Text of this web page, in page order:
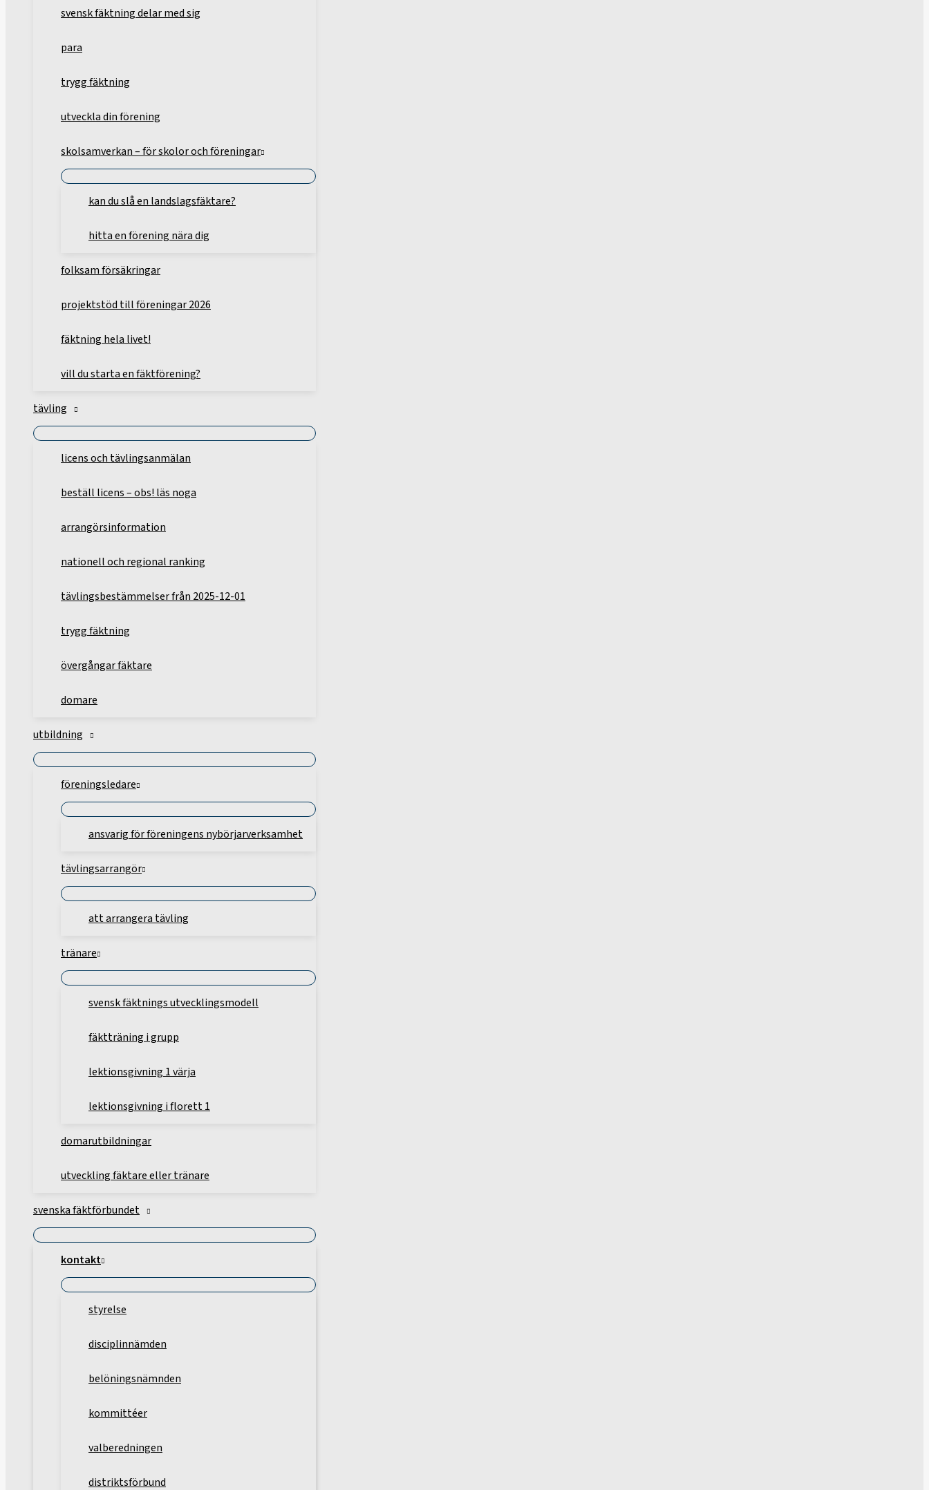
svensk fäktning delar med sig
para
trygg fäktning
utveckla din förening
skolsamverkan – för skolor och föreningar
kan du slå en landslagsfäktare?
hitta en förening nära dig
folksam försäkringar
projektstöd till föreningar 2026
fäktning hela livet!
vill du starta en fäktförening?
tävling
licens och tävlingsanmälan
beställ licens – obs! läs noga
arrangörsinformation
nationell och regional ranking
tävlingsbestämmelser från 2025-12-01
trygg fäktning
övergångar fäktare
domare
utbildning
föreningsledare
ansvarig för föreningens nybörjarverksamhet
tävlingsarrangör
att arrangera tävling
tränare
svensk fäktnings utvecklingsmodell
fäktträning i grupp
lektionsgivning 1 värja
lektionsgivning i florett 1
domarutbildningar
utveckling fäktare eller tränare
svenska fäktförbundet
kontakt
styrelse
disciplinnämden
belöningsnämnden
kommittéer
valberedningen
distriktsförbund